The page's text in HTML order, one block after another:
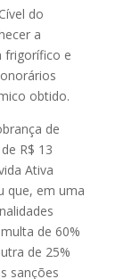
do
a
frigorífico e
obtido.
de
R$ 13
Ativa
que, em uma
de 60%
de 25%
sanções